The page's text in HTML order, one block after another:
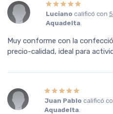
Luciano calificó con
Aquadelta.
Muy conforme con la
precio-calidad, ideal para
Juan Pablo calificó
Aquadelta